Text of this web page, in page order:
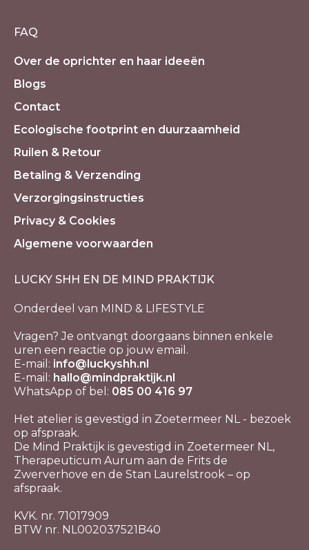
FAQ
Over de oprichter en haar ideeën
Blogs
Contact
Ecologische footprint en duurzaamheid
Ruilen & Retour
Betaling & Verzending
Verzorgingsinstructies
Privacy & Cookies
Algemene voorwaarden
LUCKY SHH EN DE MIND PRAKTIJK
Onderdeel van MIND & LIFESTYLE
Vragen? Je ontvangt doorgaans binnen enkele
uren een reactie op jouw email.
E-mail: info@luckyshh.nl
E-mail: hallo@mindpraktijk.nl
WhatsApp of bel: 085 00 416 97
Het atelier is gevestigd in Zoetermeer NL - bezoek
op afspraak.
De Mind Praktijk is gevestigd in Zoetermeer NL,
Therapeuticum Aurum aan de Frits de
Zwerverhove en de Stan Laurelstrook – op
afspraak.
KVK. nr. 71017909
BTW nr. NL002037521B40